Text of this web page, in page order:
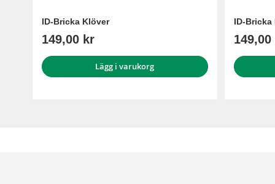
ID-Bricka Klöver
149,00 kr
Lägg i varukorg
ID-Bricka
149,00